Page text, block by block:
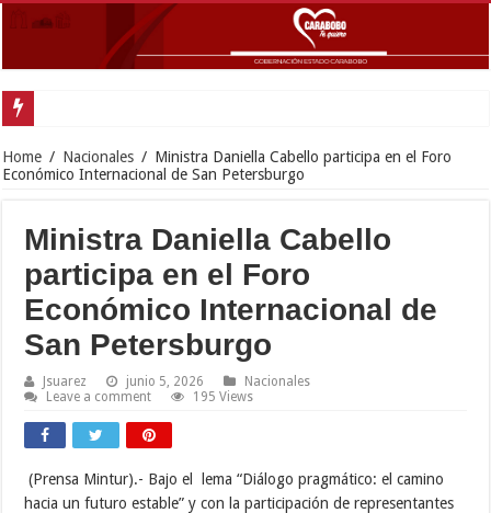
Home / Nacionales / Ministra Daniella Cabello participa en el Foro
Económico Internacional de San Petersburgo
Ministra Daniella Cabello
participa en el Foro
Económico Internacional de
San Petersburgo
Jsuarez junio 5, 2026
Nacionales
Leave a comment
195 Views
(Prensa Mintur).- Bajo el lema “Diálogo pragmático: el camino
hacia un futuro estable” y con la participación de representantes